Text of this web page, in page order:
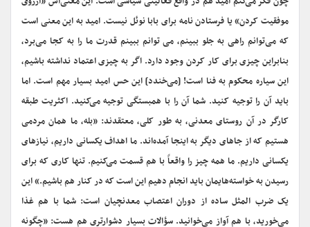
موفقیت کردن» یا فرستادن نامه برای بابا نوئل نیست. امید به این معنی است
که می‌توانم راهی به جلو ببینم، می توانم ببینم قدرت ما را به کجا می‌برد،
بنابراین چیزی برای کار کردن وجود دارد. اگر به چیزی اعتماد نداشته باشیم،
این سیاره محکوم به فنا است! [می‌خندد] این حس امید بسیار مهم است. اما
باید آن را توجیه کنید. شما آن را با همبستگی توجیه می‌کنید. اکثریت طبقه
کارگر در آن روستای معدنی، به طور کلی، معتقدند: «بله، ما همان مردمی
هستیم که از جاهای دیگر به اینجا آمده‌اند. ما اهداف یکسانی داریم، نیازهای
یکسانی داریم. ما همه چیز را واقعاً با هم قسمت می‌کنیم. تنها کاری که برای
رسیدن به خواسته‌هایمان باید انجام دهیم این است که در کنار هم باشیم.» این
یک ضرب المثل ساده از دوران اعتصاب معدنچیان است: شما با هم غذا
می‌خورید، با هم آواز می‌خوانید. سؤالات بسیار دشوارتری هم هست: «چگونه